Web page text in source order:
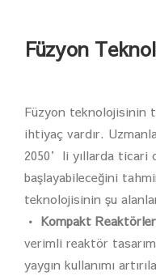
Füzyon
Füzyon teknolojisinin
ihtiyaç vardır.
2050’li yıllarda ticari
başlayabileceğini
teknolojisinin şu
• Kompakt
verimli reaktör
yaygın kullanımı